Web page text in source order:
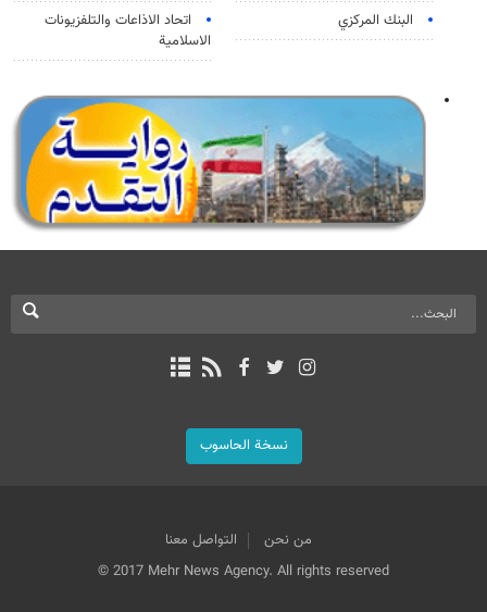
البنك المركزي
اتحاد الاذاعات والتلفزيونات
الاسلامية
نسخة الحاسوب
من نحن
التواصل معنا
© 2017 Mehr News Agency. All rights reserved